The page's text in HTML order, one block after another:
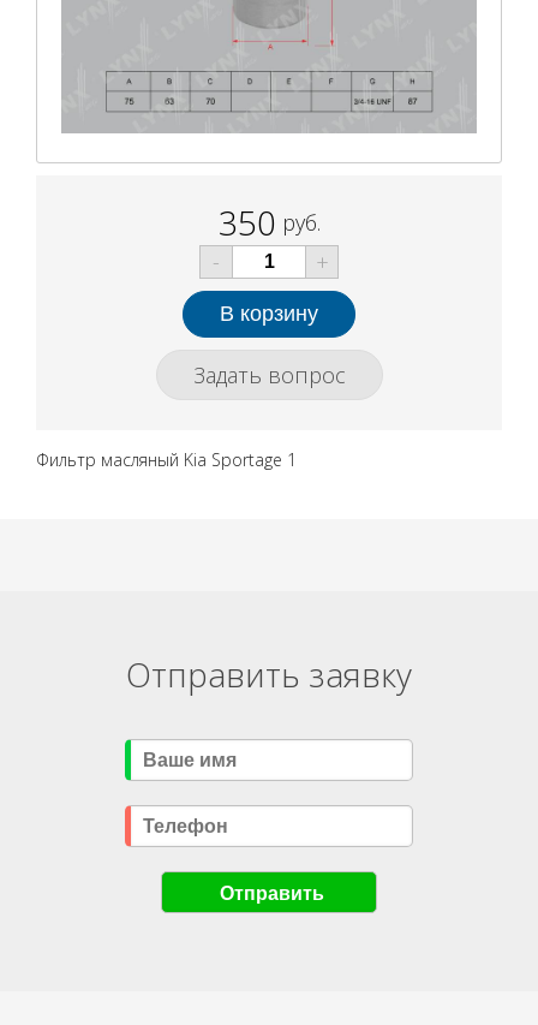
350 руб.
-
+
Задать вопрос
Фильтр масляный Kia Sportage 1
Отправить заявку